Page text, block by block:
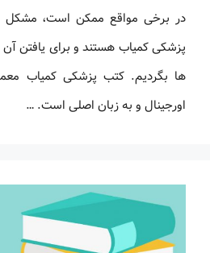
در برخی مواقع ممکن است، مشکل
پزشکی کمیاب هستند و برای یافتن
ها بگردیم. کتب پزشکی کمیاب
اورجینال و به زبان اصلی است. …